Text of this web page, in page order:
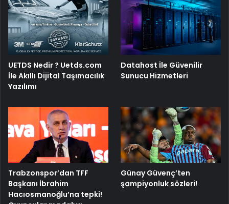
UETDS Nedir ? Uetds.com
İle Akıllı Dijital Taşımacılık
Yazılımı
Datahost İle Güvenilir
Sunucu Hizmetleri
Trabzonspor’dan TFF
Başkanı İbrahim
Hacıosmanoğlu’na tepki!
Günay Güvenç’ten
şampiyonluk sözleri!